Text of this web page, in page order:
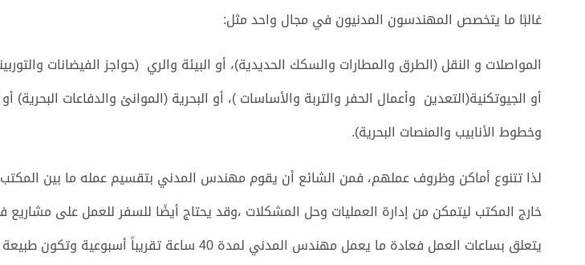
غالبًا ما يتخصص المهندسون المدنيون في مجال واحد مثل:
المواصلات و النقل (الطرق والمطارات والسكك الحديدية)، أو البيئة والري (حواجز الفيضانات
أو الجيوتكنية(التعدين وأعمال الحفر والتربة والأساسات )، أو البحرية (الموانئ والدفاعات البحرية)
وخطوط الأنابيب والمنصات البحرية).
لذا تتنوع أماكن وظروف عملهم، فمن الشائع أن يقوم مهندس المدني بتقسيم عمله ما بين
خارج المكتب ليتمكن من إدارة العمليات وحل المشكلات ،وقد يحتاج أيضًا للسفر للعمل على مشاريع
يتعلق بساعات العمل فعادة ما يعمل مهندس المدني لمدة 40 ساعة تقريباً